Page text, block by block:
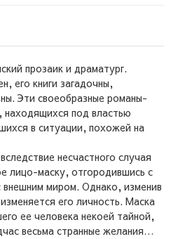
прозаик и драматург.
его книги загадочны,
Эти своеобразные романы-
под властью
в ситуации, похожей на
несчастного случая
лицо-маску, отгородившись с
миром. Однако, изменив
его личность. Маска
ее человека некоей тайной,
весьма странные желания…